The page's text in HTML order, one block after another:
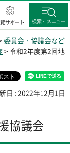
サポート 検索・メニュー
委員会・協議会など
> 令和2年度第2回地
日 : 2022年12月1日
協議会